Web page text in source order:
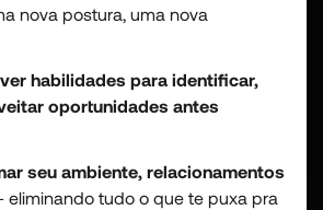
nova postura, uma nova
habilidades para identificar,
oportunidades antes
seu ambiente, relacionamentos
tudo o que te puxa pra